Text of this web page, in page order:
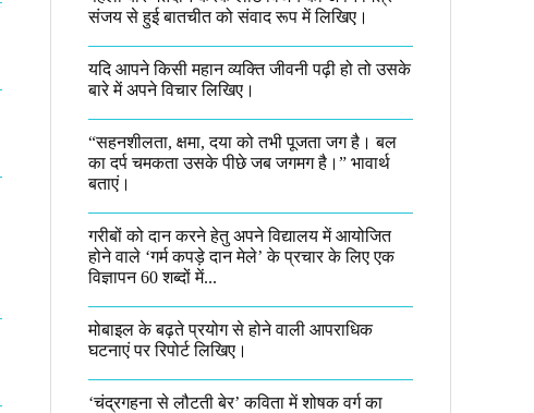
संजय से हुई बातचीत को संवाद रूप में लिखिए।
यदि आपने किसी महान व्यक्ति जीवनी पढ़ी हो तो उसके
बारे में अपने विचार लिखिए।
“सहनशीलता, क्षमा, दया को तभी पूजता जग है। बल
का दर्प चमकता उसके पीछे जब जगमग है।”​ भावार्थ
बताएं।
गरीबों को दान करने हेतु अपने विद्यालय में आयोजित
होने वाले ‘गर्म कपड़े दान मेले’ के प्रचार के लिए एक
विज्ञापन 60 शब्दों में...
मोबाइल के बढ़ते प्रयोग से होने वाली आपराधिक
घटनाएं पर रिपोर्ट लिखिए।
‘चंद्रगहना से लौटती बेर’ कविता में शोषक वर्ग का